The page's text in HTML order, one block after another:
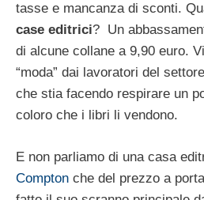
tasse e mancanza di sconti.
case editrici? Un
di alcune collane a 9,90 euro.
“moda” dai lavoratori del
che stia facendo respirare un
coloro che i libri li vendono.
E non parliamo di una casa
Compton che del prezzo a